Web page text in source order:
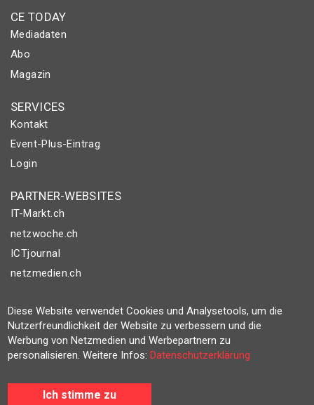
CE TODAY
Mediadaten
Abo
Magazin
SERVICES
Kontakt
Event-Plus-Eintrag
Login
PARTNER-WEBSITES
IT-Markt.ch
netzwoche.ch
ICTjournal
netzmedien.ch
© NETZMEDIEN AG 2026
Impressum
AGB
Nutzungsbestimmungen
Datenschutzerklärung
Diese Website verwendet Cookies und Analysetools, um die
Nutzerfreundlichkeit der Website zu verbessern und die
Werbung von Netzmedien und Werbepartnern zu
personalisieren. Weitere Infos:Datenschutzerklärung
Ich stimme zu